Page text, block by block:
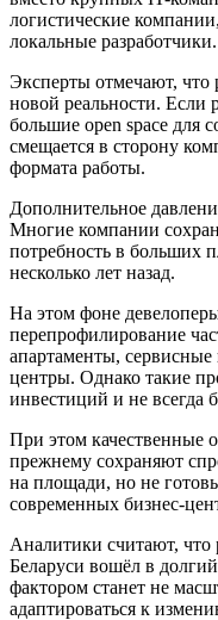
логистические
локальные разработчики.
Эксперты отмечают, что
новой реальности. Если
большие open space для
смещается в сторону
формата работы.
Дополнительное
Многие компании
потребность в больших
несколько лет назад.
На этом фоне
перепрофилирование
апартаменты,
центры. Однако такие
инвестиций и не всегда
При этом качественные
прежнему сохраняют
на площади, но не
современных бизнес-
Аналитики считают,
Беларуси вошёл в
фактором станет не
адаптироваться к